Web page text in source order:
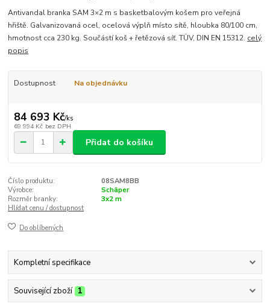
Antivandal branka SAM 3×2 m s basketbalovým košem pro veřejná
hřiště. Galvanizovaná ocel, ocelová výplň místo sítě, hloubka 80/100 cm,
hmotnost cca 230 kg. Součástí koš + řetězová síť. TÜV, DIN EN 15312. celý
popis
Dostupnost Na objednávku
84 693 Kč/ks
69 994 Kč bez DPH
Přidat do košíku
Číslo produktu:
08SAM8BB
Výrobce:
Schäper
Rozměr branky:
3x2 m
Hlídat cenu / dostupnost
Do oblíbených
Kompletní specifikace
Související zboží 1